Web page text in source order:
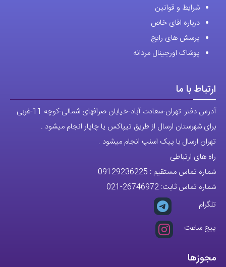
شرایط و قوانین
درباره اقای خاص
پرسش های رایج
پوشاک اورجینال مردانه
ارتباط با ما
آدرس دفتر: تهران-سعادت آباد-خیابان صرافهای شمالی-کوچه 11-غربی
برای شهرستان ارسال از طریق تیپاکس یا چاپار انجام میشود .
تهران ارسال با پیک اسنپ انجام میشود .
راه های ارتباطی
شماره تماس مستقیم : 09129236225
شماره تماس ثابت: 26746972
-021
تلگرام
پیج ساعت
مجوزها